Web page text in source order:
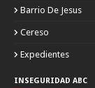
Barrio De Jesus
Cereso
Expedientes
INSEGURIDAD ABC